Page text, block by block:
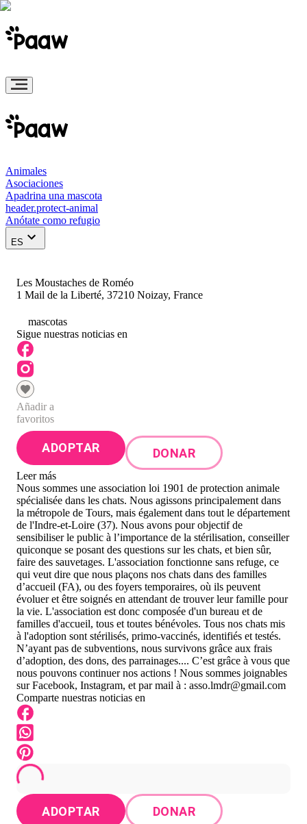
Animales
Asociaciones
Apadrina una mascota
header.protect-animal
Anótate como refugio
ES
Les Moustaches de Roméo
1 Mail de la Liberté, 37210 Noizay, France
mascotas
Sigue nuestras noticias en
Añadir a
favoritos
ADOPTAR DONAR
Leer más
Nous sommes une association loi 1901 de protection animale
spécialisée dans les chats. Nous agissons principalement dans
la métropole de Tours, mais également dans tout le département
de l'Indre-et-Loire (37). Nous avons pour objectif de
sensibiliser le public à l’importance de la stérilisation, conseiller
quiconque se posant des questions sur les chats, et bien sûr,
faire des sauvetages. L'association fonctionne sans refuge, ce
qui veut dire que nous plaçons nos chats dans des familles
d’accueil (FA), ou des foyers temporaires, où ils peuvent
évoluer et être soignés en attendant de trouver leur famille pour
la vie. L'association est donc composée d'un bureau et de
familles d'accueil, tous et toutes bénévoles. Tous nos chats mis
à l'adoption sont stérilisés, primo-vaccinés, identifiés et testés.
N’ayant pas de subventions, nous survivons grâce aux frais
d’adoption, des dons, des parrainages.... C’est grâce à vous que
nous pouvons continuer nos actions ! Nous sommes joignables
sur Facebook, Instagram, et par mail à : asso.lmdr@gmail.com
Comparte nuestras noticias en
ADOPTAR DONAR